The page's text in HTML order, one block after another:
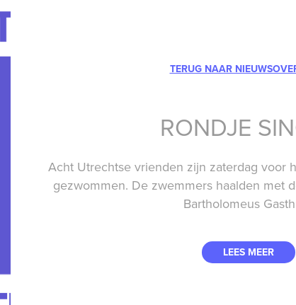
TERUG NAAR
RONDJE
Acht Utrechtse vrienden zijn zaterdag voor
gezwommen. De zwemmers haalden met
Bartholomeus
LEES MEER